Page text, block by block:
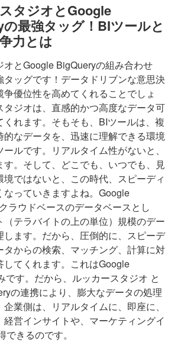
タジオとGoogle
最強タッグ！BIツールと
力とは
オとGoogle BigQueryの組み合わせ
タッグです！データドリブンな意思決
争優位性を高めてくれることでしょ
タジオは、直感的かつ高度なデータ可
くれます。そもそも、BIツールは、複
的なデータを、迅速に理解できる環境
ルです。リアルタイム性がないと、
す。そして、どこでも、いつでも、見
ではないと、この時代、スピーディ
なっていきますよね。Google
ラウドベースのデータベースとし
（テラバイトの上の単位）規模のデー
します。だから、圧倒的に、スピーデ
タからの検索、マッチング、計算に対
してくれます。これはGoogle
です。だから、ルッカースタジオ と
の連携により、膨大なデータの処理
業側は、リアルタイムに、即座に、
経営インサイトや、マーケティングイ
できるのです。